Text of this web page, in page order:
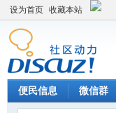
设为首页 收藏本站
便民信息 微信群